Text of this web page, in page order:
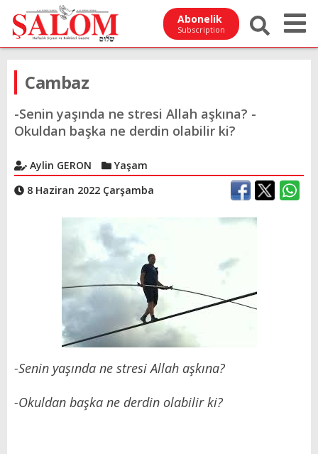
Abonelik
Subscription
Cambaz
-Senin yaşında ne stresi Allah aşkına? -
Okuldan başka ne derdin olabilir ki?
Aylin GERON
Yaşam
8 Haziran 2022 Çarşamba
-Senin yaşında ne stresi Allah aşkına?
-Okuldan başka ne derdin olabilir ki?